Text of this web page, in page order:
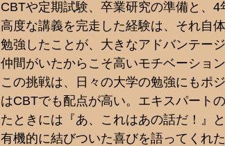
CBTや定期試験、卒業研究の準備と、
高度な講義を完走した経験は、それ自
勉強したことが、大きなアドバンテー
仲間がいたからこそ高いモチベーショ
この挑戦は、日々の大学の勉強にもポ
はCBTでも配点が高い。エキスパート
たときには『あ、これはあの話だ！』
有機的に結びついた喜びを語ってくれた